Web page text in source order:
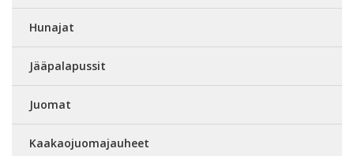
Hunajat
Jääpalapussit
Juomat
Kaakaojuomajauheet